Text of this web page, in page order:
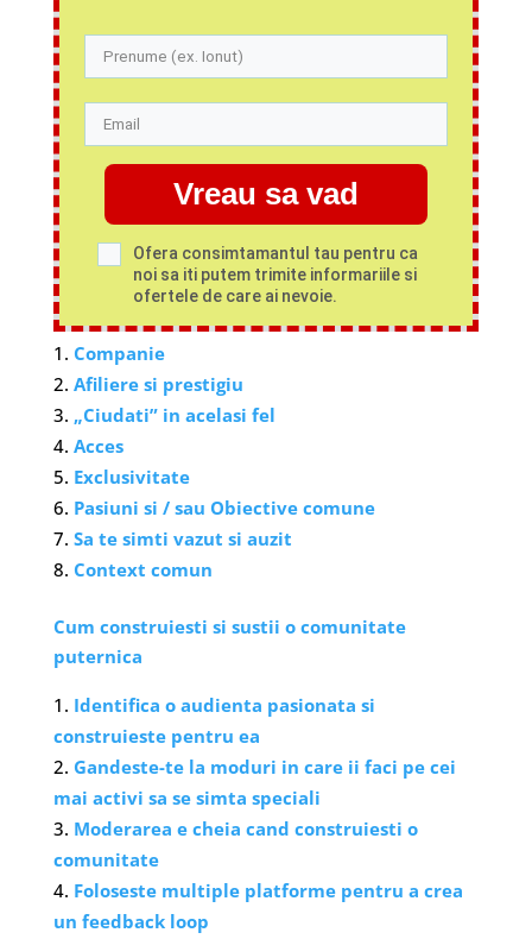
Vreau sa vad
Ofera consimtamantul tau pentru ca
noi sa iti putem trimite informariile si
ofertele de care ai nevoie.
Companie
Afiliere si prestigiu
„Ciudati” in acelasi fel
Acces
Exclusivitate
Pasiuni si / sau Obiective comune
Sa te simti vazut si auzit
Context comun
Cum construiesti si sustii o comunitate
puternica
Identifica o audienta pasionata si
construieste pentru ea
Gandeste-te la moduri in care ii faci pe cei
mai activi sa se simta speciali
Moderarea e cheia cand construiesti o
comunitate
Foloseste multiple platforme pentru a crea
un feedback loop